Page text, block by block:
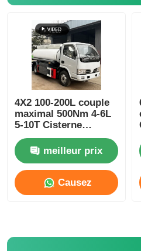
4X2 100-200L couple
maximal 500Nm 4-6L
5-10T Cisterne
pétrolière Camion
Véhicule de transport
meilleur prix
Causez